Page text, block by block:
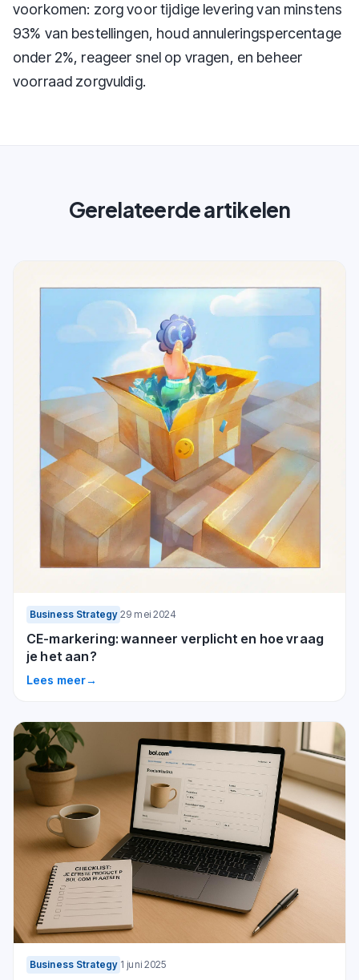
voorkomen: zorg voor tijdige levering van minstens
93% van bestellingen, houd annuleringspercentage
onder 2%, reageer snel op vragen, en beheer
voorraad zorgvuldig.
Gerelateerde artikelen
Business Strategy 29 mei 2024
CE-markering: wanneer verplicht en hoe vraag
je het aan?
Lees meer→
Business Strategy 1 juni 2025